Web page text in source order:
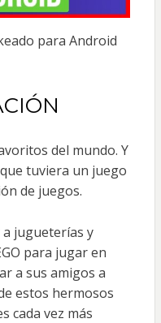
para Android
del mundo. Y
tuviera un juego
de juegos.
jugueterías y
para jugar en
a sus amigos a
estos hermosos
cada vez más